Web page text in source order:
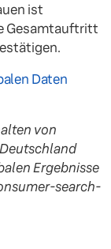
ist
Gesamtauftritt
Daten
von
Ergebnisse
search-